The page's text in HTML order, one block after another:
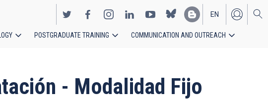
EN
ES
POSTGRADUATE TRAINING COMMUNICATION AND OUTREACH
- Modalidad Fijo